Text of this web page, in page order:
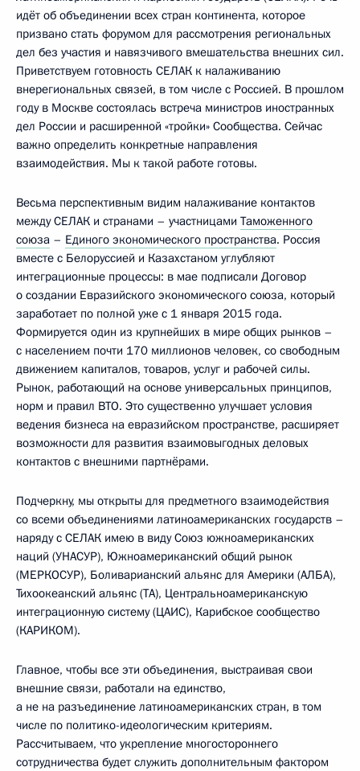
идёт об объединении всех стран континента, которое
призвано стать форумом для рассмотрения региональных
дел без участия и навязчивого вмешательства внешних сил.
Приветствуем готовность СЕЛАК к налаживанию
внерегиональных связей, в том числе с Россией. В прошлом
году в Москве состоялась встреча министров иностранных
дел России и расширенной «тройки» Сообщества. Сейчас
важно определить конкретные направления
взаимодействия. Мы к такой работе готовы.
Весьма перспективным видим налаживание контактов
между СЕЛАК и странами – участницами Таможенного
союза – Единого экономического пространства. Россия
вместе с Белоруссией и Казахстаном углубляют
интеграционные процессы: в мае подписали Договор
о создании Евразийского экономического союза, который
заработает по полной уже с 1 января 2015 года.
Формируется один из крупнейших в мире общих рынков –
с населением почти 170 миллионов человек, со свободным
движением капиталов, товаров, услуг и рабочей силы.
Рынок, работающий на основе универсальных принципов,
норм и правил ВТО. Это существенно улучшает условия
ведения бизнеса на евразийском пространстве, расширяет
возможности для развития взаимовыгодных деловых
контактов с внешними партнёрами.
Подчеркну, мы открыты для предметного взаимодействия
со всеми объединениями латиноамериканских государств –
наряду с СЕЛАК имею в виду Союз южноамериканских
наций (УНАСУР), Южноамериканский общий рынок
(МЕРКОСУР), Боливарианский альянс для Америки (АЛБА),
Тихоокеанский альянс (ТА), Центральноамериканскую
интеграционную систему (ЦАИС), Карибское сообщество
(КАРИКОМ).
Главное, чтобы все эти объединения, выстраивая свои
внешние связи, работали на единство,
а не на разъединение латиноамериканских стран, в том
числе по политико-идеологическим критериям.
Рассчитываем, что укрепление многостороннего
сотрудничества будет служить дополнительным фактором